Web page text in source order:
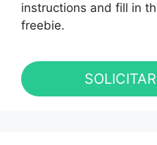
instructions and fill in
freebie.